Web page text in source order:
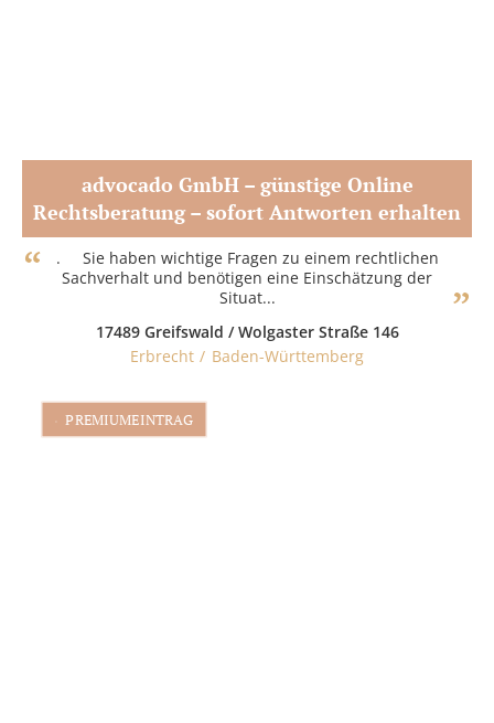
advocado GmbH – günstige Online
Rechtsberatung – sofort Antworten erhalten
. Sie haben wichtige Fragen zu einem rechtlichen
Sachverhalt und benötigen eine Einschätzung der
Situat...
17489 Greifswald / Wolgaster Straße 146
Erbrecht
Baden-Württemberg
PREMIUMEINTRAG